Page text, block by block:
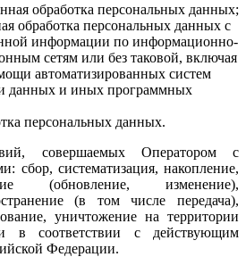
обработка персональных данных;
обработка персональных данных с
информации по информационно-
сетям или без таковой, включая
автоматизированных систем
данных и иных программных
персональных данных.
совершаемых Оператором с
сбор, систематизация, накопление,
(обновление, изменение),
(в том числе передача),
уничтожение на территории
в соответствии с действующим
Федерации.